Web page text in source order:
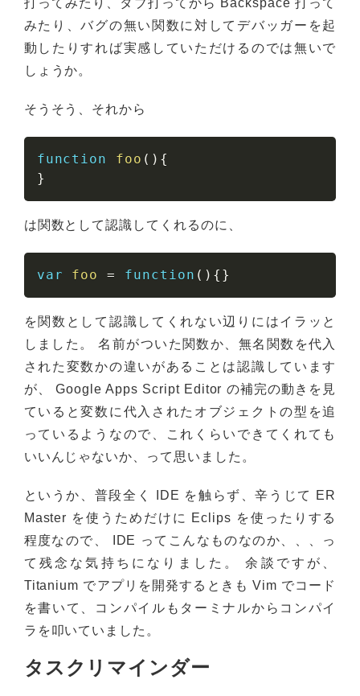
打ってみたり、タブ打ってから Backspace 打って
みたり、バグの無い関数に対してデバッガーを起
動したりすれば実感していただけるのでは無いで
しょうか。
そうそう、それから
function foo ( ) {
}
は関数として認識してくれるのに、
var foo = function ( ) { }
を関数として認識してくれない辺りにはイラッと
しました。 名前がついた関数か、無名関数を代入
された変数かの違いがあることは認識しています
が、 Google Apps Script Editor の補完の動きを見
ていると変数に代入されたオブジェクトの型を追
っているようなので、これくらいできてくれても
いいんじゃないか、って思いました。
というか、普段全く IDE を触らず、辛うじて ER
Master を使うためだけに Eclips を使ったりする
程度なので、 IDE ってこんなものなのか、、、っ
て残念な気持ちになりました。 余談ですが、
Titanium でアプリを開発するときも Vim でコード
を書いて、コンパイルもターミナルからコンパイ
ラを叩いていました。
タスクリマインダー